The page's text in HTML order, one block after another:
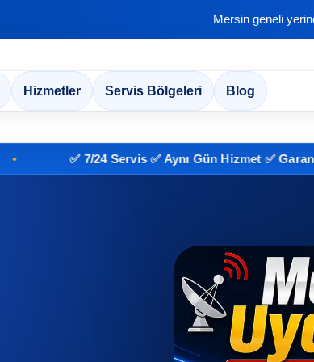
Mersin geneli
Hizmetler Servis Bölgeleri Blog
✅ 7/24 Servis ✅ Aynı Gün Hizmet ✅ Garantili